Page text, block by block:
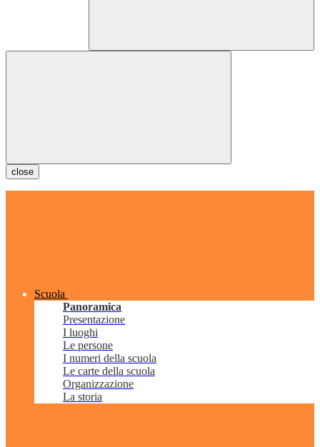
close
Scuola
Panoramica
Presentazione
I luoghi
Le persone
I numeri della scuola
Le carte della scuola
Organizzazione
La storia